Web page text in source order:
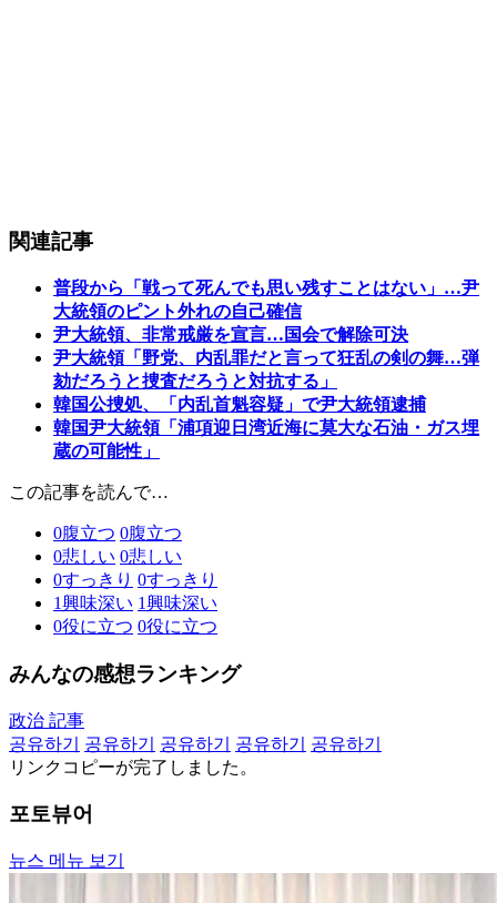
関連記事
普段から「戦って死んでも思い残すことはない」…尹
大統領のピント外れの自己確信
尹大統領、非常戒厳を宣言…国会で解除可決
尹大統領「野党、内乱罪だと言って狂乱の剣の舞…弾
劾だろうと捜査だろうと対抗する」
韓国公捜処、「内乱首魁容疑」で尹大統領逮捕
韓国尹大統領「浦項迎日湾近海に莫大な石油・ガス埋
蔵の可能性」
この記事を読んで…
0腹立つ 0腹立つ
0悲しい 0悲しい
0すっきり 0すっきり
1興味深い 1興味深い
0役に立つ 0役に立つ
みんなの感想ランキング
政治 記事
공유하기
공유하기 공유하기 공유하기
공유하기
リンクコピーが完了しました。
포토뷰어
뉴스 메뉴 보기